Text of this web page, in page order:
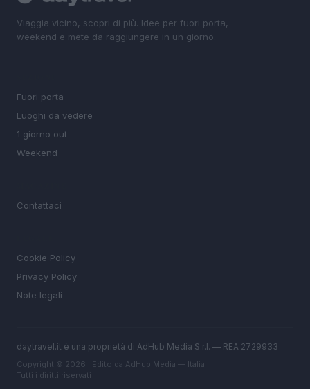
Viaggia vicino, scopri di più. Idee per fuori porta,
weekend e mete da raggiungere in un giorno.
Fuori porta
Luoghi da vedere
1 giorno out
Weekend
Contattaci
Cookie Policy
Privacy Policy
Note legali
daytravel.it è una proprietà di AdHub Media S.r.l. — REA 2729933
Copyright © 2026 · Edito da AdHub Media — Italia
Tutti i diritti riservati